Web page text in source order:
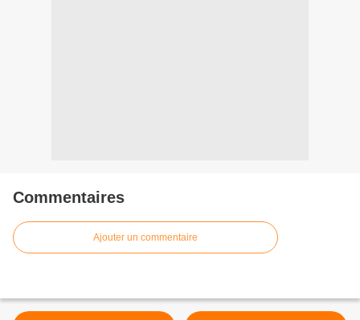
Commentaires
Ajouter un commentaire